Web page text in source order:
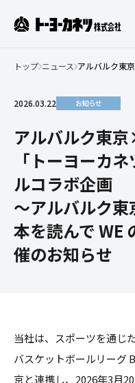
ト
ヨ
カ
ネ
式
会
社
トップ ニュース アルバルク東
2026.03.22 お知らせ
アルバルク東
「トーヨーカ
ルコラボ企画
～アルバルク
本を読んで WE
催のお知らせ
当社は、スポーツを通じ
バスケットボールリーグ
京と連携し、2026年3月